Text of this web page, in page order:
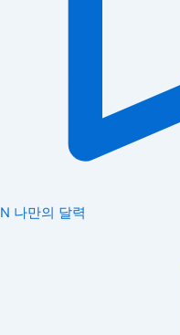
N 나만의 달력